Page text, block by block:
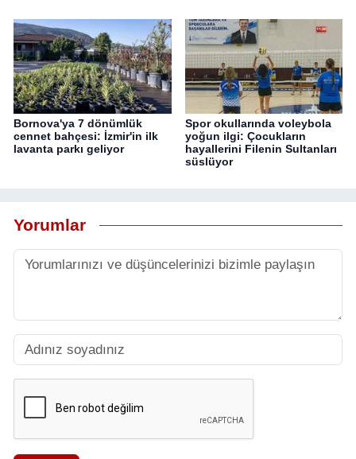
Bornova'ya 7 dönümlük
cennet bahçesi: İzmir'in ilk
lavanta parkı geliyor
Spor okullarında voleybola
yoğun ilgi: Çocukların
hayallerini Filenin Sultanları
süslüyor
Yorumlar